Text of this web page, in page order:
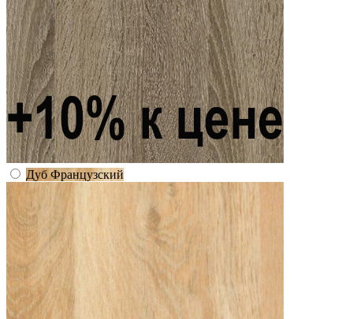
Дуб Французский